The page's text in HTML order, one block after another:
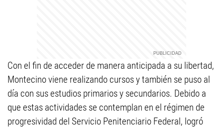
Con el fin de acceder de manera anticipada a su libertad,
Montecino viene realizando cursos y también se puso al
día con sus estudios primarios y secundarios. Debido a
que estas actividades se contemplan en el régimen de
progresividad del Servicio Penitenciario Federal, logró